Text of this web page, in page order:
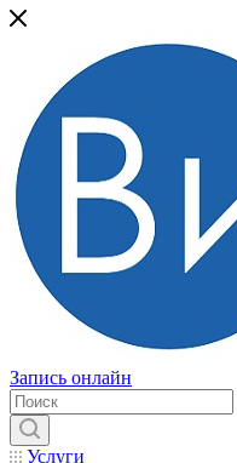
Запись онлайн
Услуги